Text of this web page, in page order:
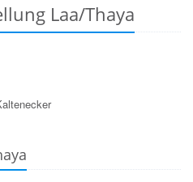
Laa/Thaya